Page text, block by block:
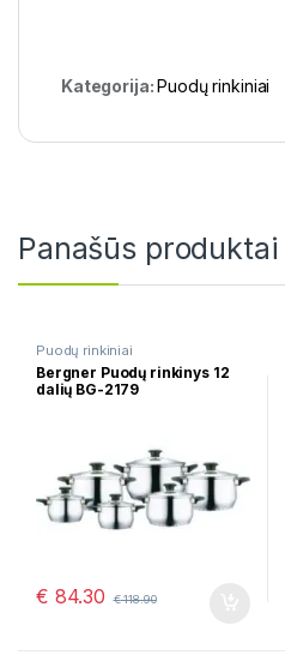
Kategorija:Puodų rinkiniai
Panašūs produktai
Puodų rinkiniai
Bergner Puodų rinkinys 12
dalių BG-2179
€ 84.30 €118.90